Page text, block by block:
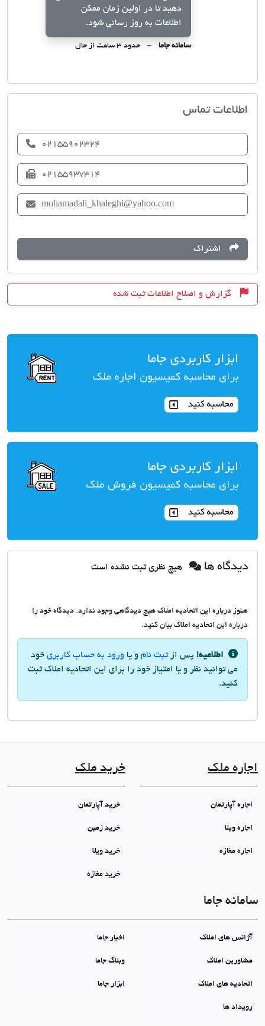
دهید تا در اولین زمان ممکن
اطلاعات به روز رسانی شود.
سامانه جاما حدود ۳ ساعت از حال
اطلاعات تماس
02155902324
02155937314
mohamadali_khaleghi@yahoo.com
اشتراک
گزارش و اصلاح اطلاعات ثبت شده
دیدگاه ها هیچ نظری ثبت نشده است
هنوز درباره این اتحادیه املاک هیچ دیدگاهی وجود ندارد. دیدگاه خود را
درباره این اتحادیه املاک بیان کنید.
اطلاعیه! پس ازثبت نام و یا ورود به حساب کاربری خود
می توانید نظر و یا امتیاز خود را برای این اتحادیه املاک ثبت
کنید.
اجاره ملک
اجاره آپارتمان
اجاره ویلا
اجاره مغازه
خرید ملک
خرید آپارتمان
خرید زمین
خرید ویلا
خرید مغازه
سامانه جاما
آژانس های املاک اخبار جاما
مشاورین املاک وبلاگ جاما
اتحادیه های املاک ابزار جاما
رویداد ها